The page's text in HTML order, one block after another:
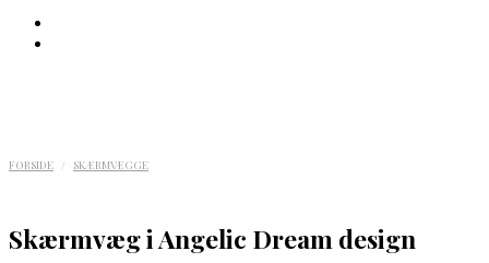
FORSIDE / SKÆRMVÆGGE
Skærmvæg i Angelic Dream design